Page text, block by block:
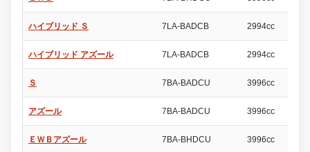
ハイブリッド Ｓ 7LA-BADCB 2994cc
ハイブリッド アズール 7LA-BADCB 2994cc
Ｓ 7BA-BADCU 3996cc
アズール 7BA-BADCU 3996cc
ＥＷＢアズール 7BA-BHDCU 3996cc